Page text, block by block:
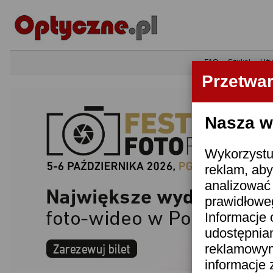
Nasza
reklam,
Informacje
informacje
•FAQ•Szukaj•